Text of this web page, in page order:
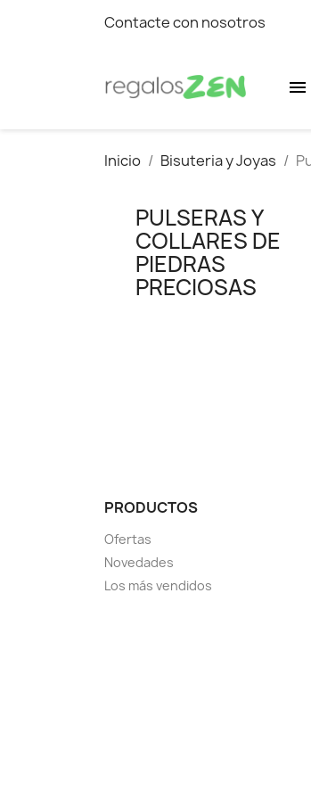
Contacte con nosotros

Inicio Bisuteria y Joyas
PULSERAS Y
COLLARES DE
PIEDRAS
PRECIOSAS
PRODUCTOS
Ofertas
Novedades
Los más vendidos